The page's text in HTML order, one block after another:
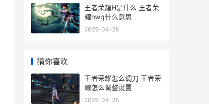
王者荣耀H是什么 王者荣
耀hwq什么意思
2025-04-28
猜你喜欢
王者荣耀怎么调刀 王者荣
耀怎么调整设置
2025-04-28